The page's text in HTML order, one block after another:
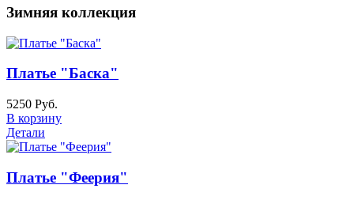
Зимняя коллекция
Платье "Баска"
5250 Руб.
В корзину
Детали
Платье "Феерия"